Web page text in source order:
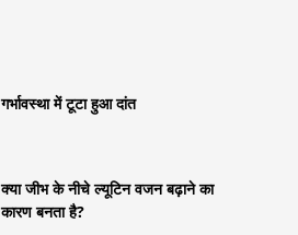
गर्भावस्था में टूटा हुआ दांत
क्या जीभ के नीचे ल्यूटिन वजन बढ़ाने का
कारण बनता है?